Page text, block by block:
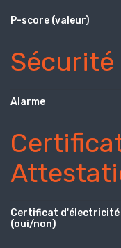
P-score (valeur)
Sécurité
Alarme
Certificat d'électricité
(oui/non)